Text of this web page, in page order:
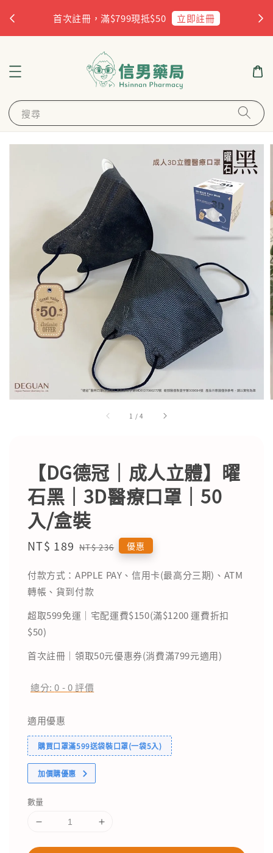
首次註冊，滿$799現抵$50 立即註冊
搜尋
1 /4
【DG德冠｜成人立體】曜
石黑｜3D醫療口罩｜50
入/盒裝
Sale
NT$ 189 Regular
NT$ 236 優惠
付款方式：APPLE PAY、信用卡(最高分三期)、ATM
轉帳、貨到付款
超取599免運｜宅配運費$150(滿$1200 運費折扣
$50)
首次註冊｜領取50元優惠券(消費滿799元適用)
總分:0 -0評價
適用優惠
購買口罩滿599送袋裝口罩(一袋5入)
加價購優惠
數量